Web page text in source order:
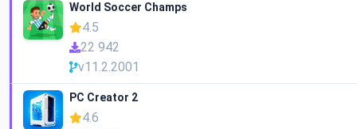
World Soccer Champs
4.5
22 942
v11.2.2001
PC Creator 2
4.6